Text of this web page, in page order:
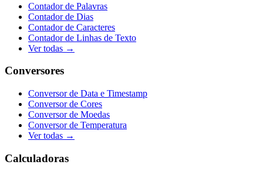
Contador de Palavras
Contador de Dias
Contador de Caracteres
Contador de Linhas de Texto
Ver todas →
Conversores
Conversor de Data e Timestamp
Conversor de Cores
Conversor de Moedas
Conversor de Temperatura
Ver todas →
Calculadoras